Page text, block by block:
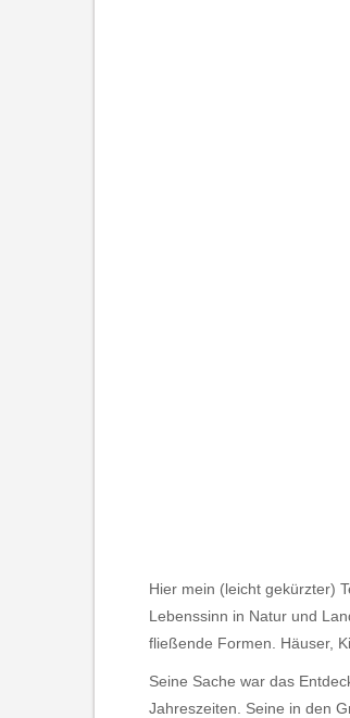
Hier mein (leicht gekürzter)
Lebenssinn in Natur und
fließende Formen. Häuser,
Seine Sache war das
Jahreszeiten. Seine in den